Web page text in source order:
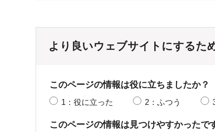
より良いウェブサイトにするた
このページの情報は役に立ちましたか？
1：役に立った 2：ふつう
このページの情報は見つけやすかったで